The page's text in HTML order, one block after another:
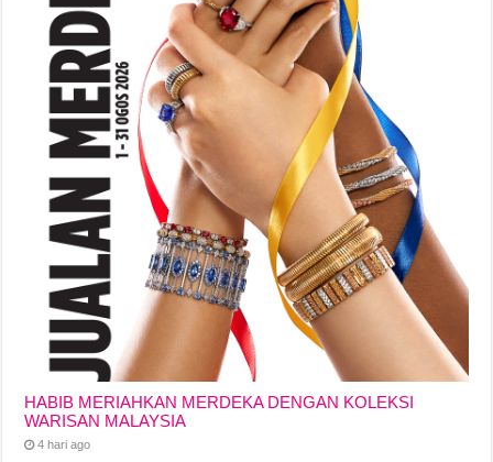
HABIB MERIAHKAN MERDEKA DENGAN KOLEKSI
WARISAN MALAYSIA
4 hari ago